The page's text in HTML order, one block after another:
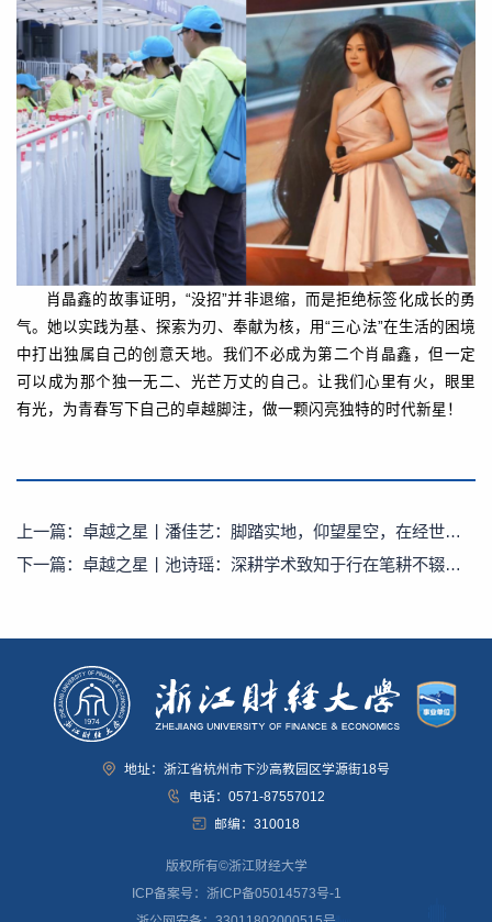
肖晶鑫的故事证明，“没招”并非退缩，而是拒绝标签化成长的勇
气。她以实践为基、探索为刃、奉献为核，用“三心法”在生活的困境
中打出独属自己的创意天地。我们不必成为第二个肖晶鑫，但一定
可以成为那个独一无二、光芒万丈的自己。让我们心里有火，眼里
有光，为青春写下自己的卓越脚注，做一颗闪亮独特的时代新星！
上一篇： 卓越之星丨潘佳艺：脚踏实地，仰望星空，在经世致用中深耕笃行
下一篇： 卓越之星丨池诗瑶：深耕学术致知于行在笔耕不辍中播撒星火
地址：浙江省杭州市下沙高教园区学源街18号
电话：0571-87557012
邮编：310018
版权所有©浙江财经大学
ICP备案号：浙ICP备05014573号-1